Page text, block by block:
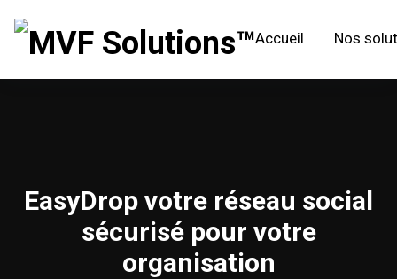
Accueil Nos
EasyDrop votre réseau social
sécurisé pour votre
organisation